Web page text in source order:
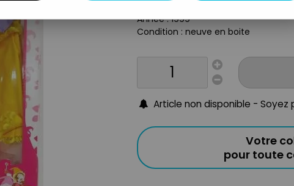
Année : 1999
Condition : neuve en boite
Article non disponible -
Votre
pour toute